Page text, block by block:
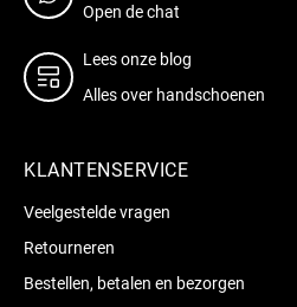
Open de chat
Lees onze blog
Alles over handschoenen
KLANTENSERVICE
Veelgestelde vragen
Retourneren
Bestellen, betalen en bezorgen